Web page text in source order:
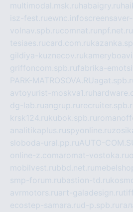
multimodal.msk.ru habaigry.ru
isz-fest.ruewnc.info
volnav.spb.rucomnat.ru npf.net.ru
tesiaes.rucard.com.ru
gildiya-kuznecov.ru
griffoncom.spb.rufabrika-
PARK-MATROSOVA.RU
avtoyurist-moskva1.ru
dg-lab.ruangrup.ru
krsk124.rukubok.spb.ru
analitikaplus.ruspyonline.ru
sloboda-ural.pp.ruAUTO-
online-z.comaromat-vostoka.ru
mobilvest.rubbd.net.ru
smp-forum.rubastion-td.ru
avrmotors.ruart-galadesign.ru
ecostep-samara.rud-p.spb.ru